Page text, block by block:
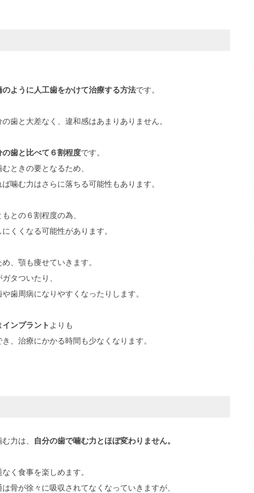
ように人工歯をかけて治療する方法です。
歯と大差なく、違和感はあまりありません。
歯と比べて６割程度です。
ときの要となるため、
噛む力はさらに落ちる可能性もあります。
との６割程度の為、
くくなる可能性があります。
、顎も痩せていきます。
タついたり、
歯周病になりやすくなったりします。
インプラント よりも
、治療にかかる時間も少なくなります。
力は、 自分の歯で噛む力とほぼ変わりません。
く食事を楽しめます。
骨が徐々に吸収されてなくなっていきますが、